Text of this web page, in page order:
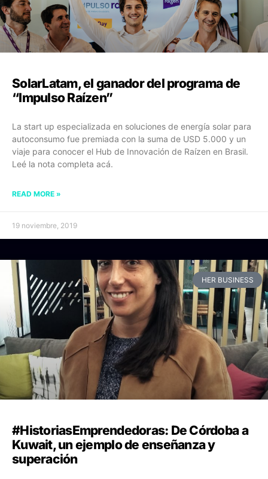
SolarLatam, el ganador del programa de
“Impulso Raízen”
La start up especializada en soluciones de energía solar para
autoconsumo fue premiada con la suma de USD 5.000 y un
viaje para conocer el Hub de Innovación de Raízen en Brasil.
Leé la nota completa acá.
READ MORE »
19 noviembre, 2019
HER BUSINESS
#HistoriasEmprendedoras: De Córdoba a
Kuwait, un ejemplo de enseñanza y
superación